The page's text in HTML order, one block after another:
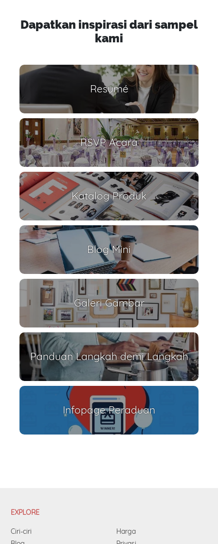
Dapatkan inspirasi dari sampel
kami
Resumé
RSVP Acara
Katalog Produk
Blog Mini
Galeri Gambar
Panduan Langkah demi Langkah
Infopage Peraduan
EXPLORE
Ciri-ciri
Harga